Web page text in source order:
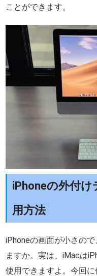
ことができます。
iPhoneの外付
用方法
iPhoneの画面が小さの
ますか。実は、iMacは
使用できますよ。今回